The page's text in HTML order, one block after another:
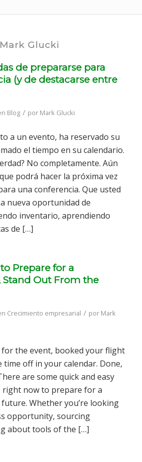
Glucki
de prepararse para
(y de destacarse entre
Blog / por Mark Glucki
a un evento, ha reservado su
el tiempo en su calendario.
No completamente. Aún
podrá hacer la próxima vez
una conferencia. Que usted
nueva oportunidad de
inventario, aprendiendo
de […]
Prepare for a
Stand Out From the
Crecimiento empresarial / por Mark
for the event, booked your flight
time off in your calendar. Done,
are some quick and easy
right now to prepare for a
Whether you’re looking
opportunity, sourcing
about tools of the […]